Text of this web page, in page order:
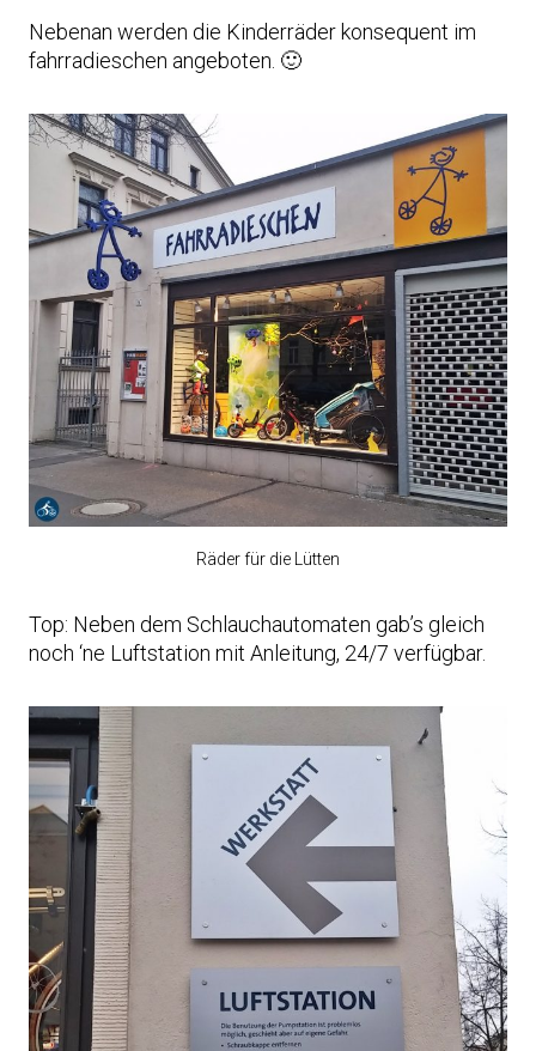
Nebenan werden die Kinderräder konsequent im
fahrradieschen angeboten. 🙂
Räder für die Lütten
Top: Neben dem Schlauchautomaten gab’s gleich
noch ‘ne Luftstation mit Anleitung, 24/7 verfügbar.